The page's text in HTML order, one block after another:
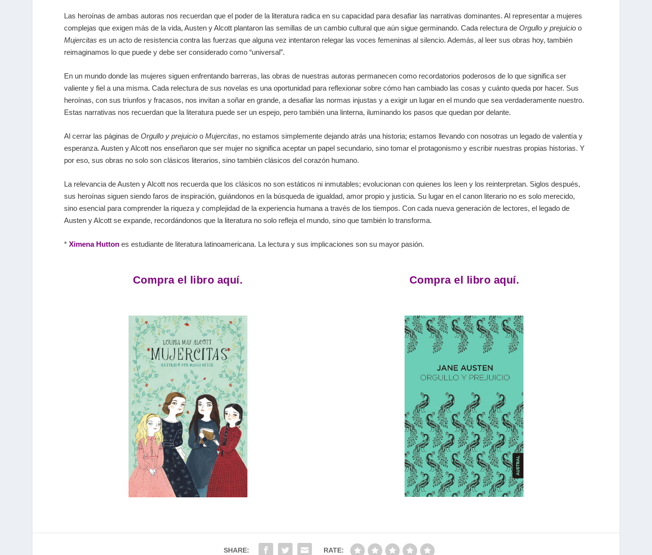
Las heroínas de ambas autoras nos recuerdan que el poder de la literatura radica en su capacidad para desafiar las narrativas dominantes. Al representar a mujeres
complejas que exigen más de la vida, Austen y Alcott plantaron las semillas de un cambio cultural que aún sigue germinando. Cada relectura de Orgullo y prejuicio o
Mujercitas es un acto de resistencia contra las fuerzas que alguna vez intentaron relegar las voces femeninas al silencio. Además, al leer sus obras hoy, también
reimaginamos lo que puede y debe ser considerado como “universal”.
En un mundo donde las mujeres siguen enfrentando barreras, las obras de nuestras autoras permanecen como recordatorios poderosos de lo que significa ser
valiente y fiel a una misma. Cada relectura de sus novelas es una oportunidad para reflexionar sobre cómo han cambiado las cosas y cuánto queda por hacer. Sus
heroínas, con sus triunfos y fracasos, nos invitan a soñar en grande, a desafiar las normas injustas y a exigir un lugar en el mundo que sea verdaderamente nuestro.
Estas narrativas nos recuerdan que la literatura puede ser un espejo, pero también una linterna, iluminando los pasos que quedan por delante.
Al cerrar las páginas de Orgullo y prejuicio o Mujercitas, no estamos simplemente dejando atrás una historia; estamos llevando con nosotras un legado de valentía y
esperanza. Austen y Alcott nos enseñaron que ser mujer no significa aceptar un papel secundario, sino tomar el protagonismo y escribir nuestras propias historias. Y
por eso, sus obras no solo son clásicos literarios, sino también clásicos del corazón humano.
La relevancia de Austen y Alcott nos recuerda que los clásicos no son estáticos ni inmutables; evolucionan con quienes los leen y los reinterpretan. Siglos después,
sus heroínas siguen siendo faros de inspiración, guiándonos en la búsqueda de igualdad, amor propio y justicia. Su lugar en el canon literario no es solo merecido,
sino esencial para comprender la riqueza y complejidad de la experiencia humana a través de los tiempos. Con cada nueva generación de lectores, el legado de
Austen y Alcott se expande, recordándonos que la literatura no solo refleja el mundo, sino que también lo transforma.
* Ximena Hutton es estudiante de literatura latinoamericana. La lectura y sus implicaciones son su mayor pasión.
Compra el libro aquí. Compra el libro aquí.
SHARE: RATE: